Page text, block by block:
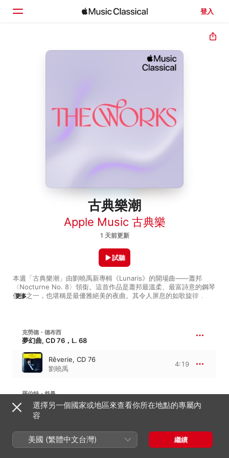
登入
首頁
古典樂潮
Apple Music 古典樂
1 天前更新
本週「古典樂潮」由劉曉禹新專輯《Lunaris》的開場曲——蕭邦
〈Nocturne No. 8〉領銜。這首作品是蕭邦最溫柔、最富詩意的鋼琴
傑作之一，也堪稱是最優雅絕美的夜曲。其令人屏息的如歌旋律，在
典樂：「對我來說，蕭邦一直是非常特別的作曲家。每次演奏時，最
迷人之處在於，這首曲子有太多種詮釋方式，每一次的感覺都會不一
本歌單定期更新，若有打動你的樂曲，別忘了將其加入資料庫。
更多
試聽
克勞德・德布西
夢幻曲, CD 76，L. 68
Rêverie, CD 76
劉曉禹
4:19
羅伯特・舒曼
降 E 大調第三號交響曲, Op. 97・萊茵
古斯塔沃 · 杜達美、洛杉磯愛樂
選擇另一個國家或地區來查看你所在地點的專屬內
容
美國 (繁體中文台灣) 繼續